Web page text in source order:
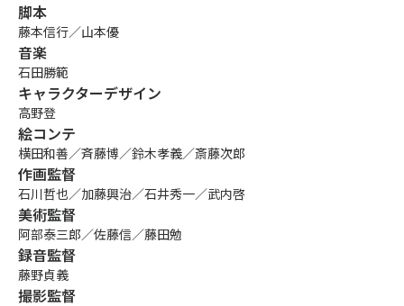
脚本
藤本信行／山本優
音楽
石田勝範
キャラクターデザイン
高野登
絵コンテ
横田和善／斉藤博／鈴木孝義／斎藤次郎
作画監督
石川哲也／加藤興治／石井秀一／武内啓
美術監督
阿部泰三郎／佐藤信／藤田勉
録音監督
藤野貞義
撮影監督